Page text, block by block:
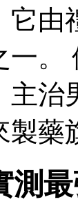
它
。
主
藥
測